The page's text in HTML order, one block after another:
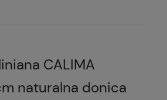
CALIMA
naturalna donica